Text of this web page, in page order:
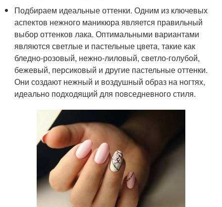
Подбираем идеальные оттенки. Одним из ключевых
аспектов нежного маникюра является правильный
выбор оттенков лака. Оптимальными вариантами
являются светлые и пастельные цвета, такие как
бледно-розовый, нежно-лиловый, светло-голубой,
бежевый, персиковый и другие пастельные оттенки.
Они создают нежный и воздушный образ на ногтях,
идеально подходящий для повседневного стиля.